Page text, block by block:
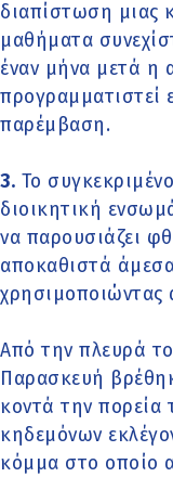
διαπίστωση μιας
μαθήματα
έναν μήνα μετά η
προγραμματιστεί
παρέμβαση.
3. Το
διοικητική
να παρουσιάζει
αποκαθιστά
χρησιμοποιώντας
Από την πλευρά
Παρασκευή
κοντά την πορεία
κηδεμόνων
κόμμα στο οποίο